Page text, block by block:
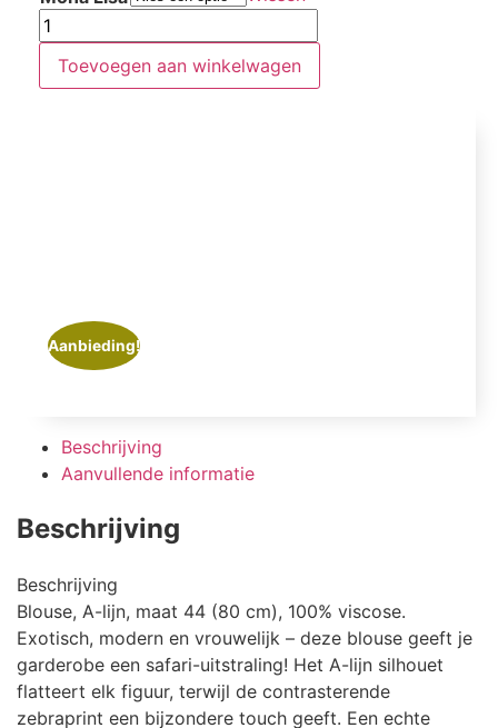
Toevoegen aan winkelwagen
Aanbieding!
Beschrijving
Aanvullende informatie
Beschrijving
Beschrijving
Blouse, A-lijn, maat 44 (80 cm), 100% viscose.
Exotisch, modern en vrouwelijk – deze blouse geeft je
garderobe een safari-uitstraling! Het A-lijn silhouet
flatteert elk figuur, terwijl de contrasterende
zebraprint een bijzondere touch geeft. Een echte